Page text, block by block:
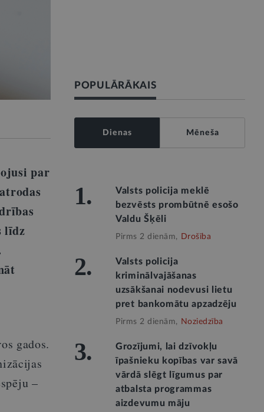
par
līdz
gados.
–
POPULĀRĀKAIS
Dienas Mēneša
1.
Valsts policija meklē
bezvēsts prombūtnē esošo
Valdu Šķēli
Pirms 2 dienām, Drošība
2.
Valsts policija
kriminālvajāšanas
uzsākšanai nodevusi lietu
pret bankomātu apzadzēju
Pirms 2 dienām, Noziedzība
3.
Grozījumi, lai dzīvokļu
īpašnieku kopības var savā
vārdā slēgt līgumus par
atbalsta programmas
aizdevumu māju